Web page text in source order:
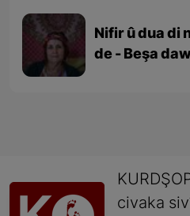
Nifir û dua di
de - Beşa
civaka